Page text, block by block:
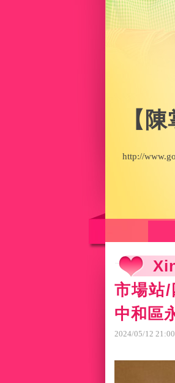
【
http://
市場站
中和區
2024/05/12 21:00